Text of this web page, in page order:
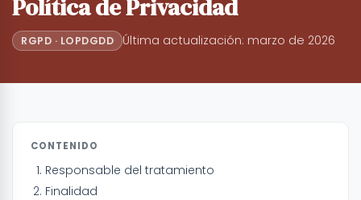
Política de Privacidad
RGPD · LOPDGDD Última actualización: marzo de 2026
CONTENIDO
Responsable del tratamiento
Finalidad